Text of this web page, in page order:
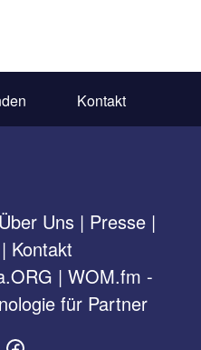
Kontakt
Über Uns | Presse |
| Kontakt
| WOM.fm -
für Partner